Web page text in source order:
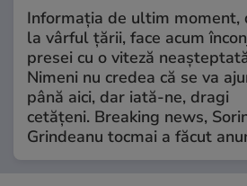
Informația de ultim moment,
la vârful țării, face acum
presei cu o viteză
Nimeni nu credea că se va
până aici, dar iată-ne, dragi
cetățeni. Breaking news,
Grindeanu tocmai a făcut